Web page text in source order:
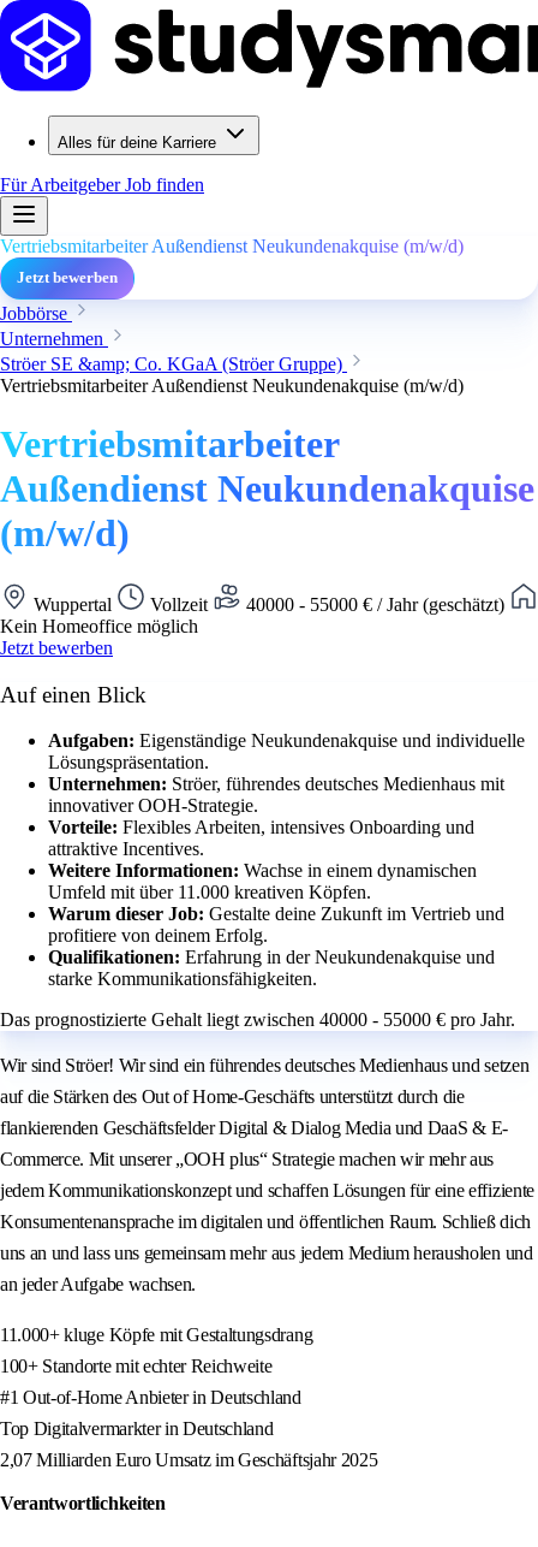
Alles für deine Karriere
Für ArbeitgeberJob finden
Vertriebsmitarbeiter Außendienst Neukundenakquise (m/w/d)
Jetzt bewerben
Jobbörse
Unternehmen
Ströer SE &amp; Co. KGaA (Ströer Gruppe)
Vertriebsmitarbeiter Außendienst Neukundenakquise (m/w/d)
Vertriebsmitarbeiter
Außendienst Neukundenakquise
(m/w/d)
Wuppertal Vollzeit
40000 - 55000 € / Jahr (geschätzt)
Kein Homeoffice möglich
Jetzt bewerben
Auf einen Blick
Aufgaben: Eigenständige Neukundenakquise und individuelle
Lösungspräsentation.
Unternehmen: Ströer, führendes deutsches Medienhaus mit
innovativer OOH-Strategie.
Vorteile: Flexibles Arbeiten, intensives Onboarding und
attraktive Incentives.
Weitere Informationen: Wachse in einem dynamischen
Umfeld mit über 11.000 kreativen Köpfen.
Warum dieser Job: Gestalte deine Zukunft im Vertrieb und
profitiere von deinem Erfolg.
Qualifikationen: Erfahrung in der Neukundenakquise und
starke Kommunikationsfähigkeiten.
Das prognostizierte Gehalt liegt zwischen 40000 - 55000 € pro Jahr.
Wir sind Ströer! Wir sind ein führendes deutsches Medienhaus und setzen
auf die Stärken des Out of Home-Geschäfts unterstützt durch die
flankierenden Geschäftsfelder Digital & Dialog Media und DaaS & E-
Commerce. Mit unserer „OOH plus“ Strategie machen wir mehr aus
jedem Kommunikationskonzept und schaffen Lösungen für eine effiziente
Konsumentenansprache im digitalen und öffentlichen Raum. Schließ dich
uns an und lass uns gemeinsam mehr aus jedem Medium herausholen und
an jeder Aufgabe wachsen.
11.000+ kluge Köpfe mit Gestaltungsdrang
100+ Standorte mit echter Reichweite
#1 Out-of-Home Anbieter in Deutschland
Top Digitalvermarkter in Deutschland
2,07 Milliarden Euro Umsatz im Geschäftsjahr 2025
Verantwortlichkeiten